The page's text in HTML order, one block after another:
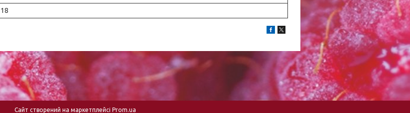
18
Сайт створений на маркетплейсі Prom.ua